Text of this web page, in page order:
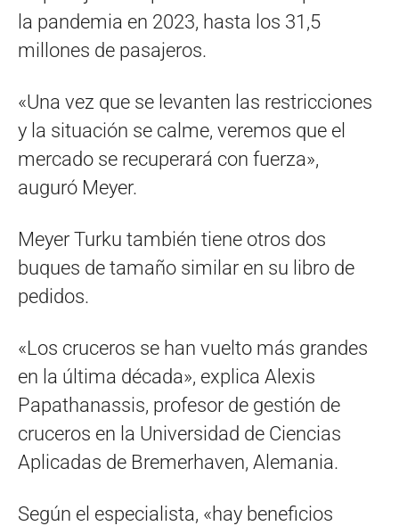
la pandemia en 2023, hasta los 31,5
millones de pasajeros.
«Una vez que se levanten las restricciones
y la situación se calme, veremos que el
mercado se recuperará con fuerza»,
auguró Meyer.
Meyer Turku también tiene otros dos
buques de tamaño similar en su libro de
pedidos.
«Los cruceros se han vuelto más grandes
en la última década», explica Alexis
Papathanassis, profesor de gestión de
cruceros en la Universidad de Ciencias
Aplicadas de Bremerhaven, Alemania.
Según el especialista, «hay beneficios